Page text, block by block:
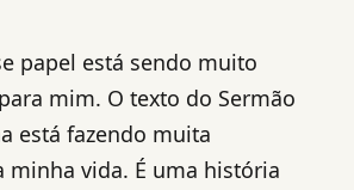
papel está sendo muito
mim. O texto do Sermão
está fazendo muita
minha vida. É uma história